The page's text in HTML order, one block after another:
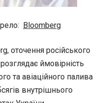
Bloomberg
оточення російського
ймовірність
та авіаційного палива
внутрішнього